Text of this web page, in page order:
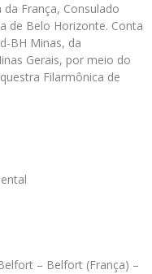
França, Consulado
de Belo Horizonte. Conta
BH Minas, da
Gerais, por meio do
Filarmônica de
– Belfort (França) –